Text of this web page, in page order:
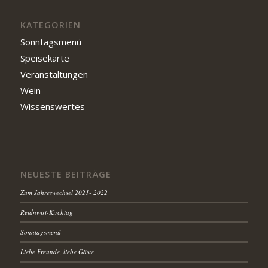
KATEGORIEN
Sonntagsmenü
Speisekarte
Veranstaltungen
Wein
Wissenswertes
NEUESTE BEITRÄGE
Zum Jahreswechsel 2021- 2022
Reidnwirt-Kirchtag
Sonntagsmenü
Liebe Freunde, liebe Gäste